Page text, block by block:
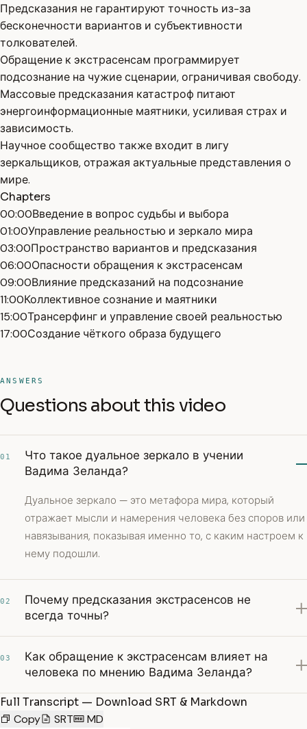
Предсказания не гарантируют точность из-за
бесконечности вариантов и субъективности
толкователей.
Обращение к экстрасенсам программирует
подсознание на чужие сценарии, ограничивая свободу.
Массовые предсказания катастроф питают
энергоинформационные маятники, усиливая страх и
зависимость.
Научное сообщество также входит в лигу
зеркальщиков, отражая актуальные представления о
мире.
Chapters
00:00Введение в вопрос судьбы и выбора
01:00Управление реальностью и зеркало мира
03:00Пространство вариантов и предсказания
06:00Опасности обращения к экстрасенсам
09:00Влияние предсказаний на подсознание
11:00Коллективное сознание и маятники
15:00Трансерфинг и управление своей реальностью
17:00Создание чёткого образа будущего
ANSWERS
Questions about this video
01
Что такое дуальное зеркало в учении
Вадима Зеланда?
Дуальное зеркало — это метафора мира, который
отражает мысли и намерения человека без споров или
навязывания, показывая именно то, с каким настроем к
нему подошли.
02
Почему предсказания экстрасенсов не
всегда точны?
03
Как обращение к экстрасенсам влияет на
человека по мнению Вадима Зеланда?
Full Transcript — Download SRT & Markdown
Copy
SRT MD